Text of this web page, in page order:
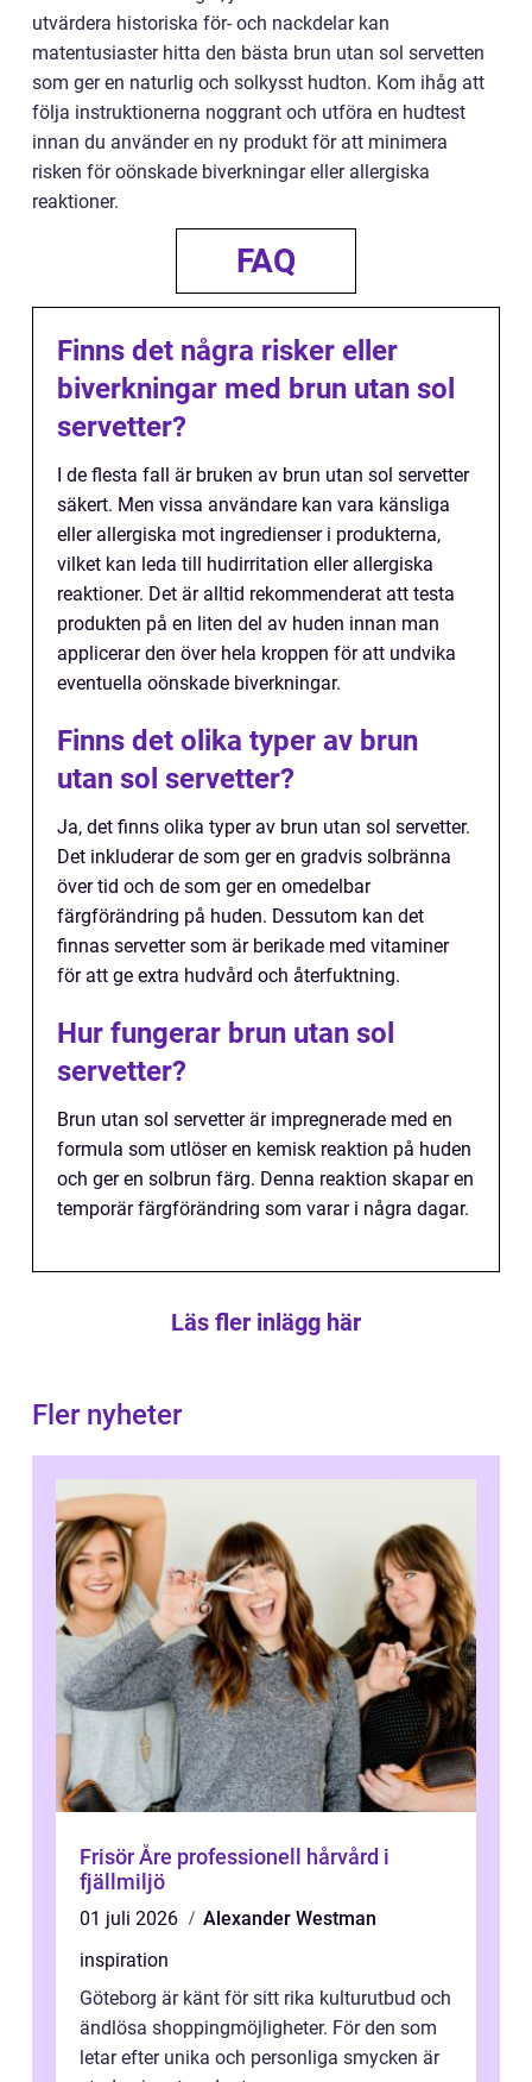
utvärdera historiska för- och nackdelar kan
matentusiaster hitta den bästa brun utan sol servetten
som ger en naturlig och solkysst hudton. Kom ihåg att
följa instruktionerna noggrant och utföra en hudtest
innan du använder en ny produkt för att minimera
risken för oönskade biverkningar eller allergiska
reaktioner.
FAQ
Finns det några risker eller
biverkningar med brun utan sol
servetter?
I de flesta fall är bruken av brun utan sol servetter
säkert. Men vissa användare kan vara känsliga
eller allergiska mot ingredienser i produkterna,
vilket kan leda till hudirritation eller allergiska
reaktioner. Det är alltid rekommenderat att testa
produkten på en liten del av huden innan man
applicerar den över hela kroppen för att undvika
eventuella oönskade biverkningar.
Finns det olika typer av brun
utan sol servetter?
Ja, det finns olika typer av brun utan sol servetter.
Det inkluderar de som ger en gradvis solbränna
över tid och de som ger en omedelbar
färgförändring på huden. Dessutom kan det
finnas servetter som är berikade med vitaminer
för att ge extra hudvård och återfuktning.
Hur fungerar brun utan sol
servetter?
Brun utan sol servetter är impregnerade med en
formula som utlöser en kemisk reaktion på huden
och ger en solbrun färg. Denna reaktion skapar en
temporär färgförändring som varar i några dagar.
Läs fler inlägg här
Fler nyheter
Frisör Åre professionell hårvård i
fjällmiljö
01 juli 2026
Alexander Westman
inspiration
Göteborg är känt för sitt rika kulturutbud och
ändlösa shoppingmöjligheter. För den som
letar efter unika och personliga smycken är